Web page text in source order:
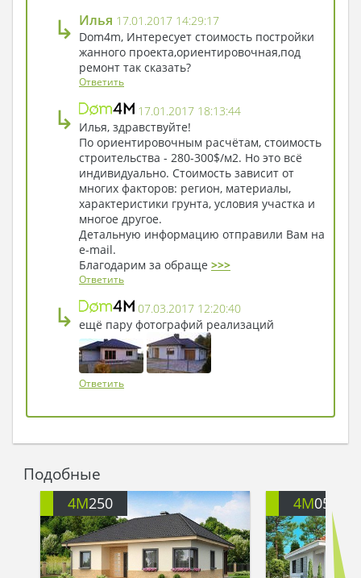
я здесь живу. А во второй спальне спит
сама Варя.
- Ух ты! А что еще есть в вашем доме?
- Есть место, где можно вкусно поесть! Это
кухня, объединенная с гостиной. Мы там и
обедаем, и общаемся, и гостей принимаем.
- Спасибо тебе, добрая, говорящая и
сообразительная птица! Зайду к вам
попозже, когда хозяева дома будут, -
сказал Джо и отправился дальше пешком
по улице, думая о том, что все-таки это
самый милый дом, который он когда-либо
видел у землян!
↳ Илья 17.01.2017 14:29:17
Dom4m, Интересует стоимость постройки
жанного проекта,ориентировочная,под
ремонт так сказать?
Ответить
↳
17.01.2017 18:13:44
Илья, здравствуйте!
По ориентировочным расчётам, стоимость
строительства - 280-300$/м2. Но это всё
индивидуально. Стоимость зависит от
многих факторов: регион, материалы,
характеристики грунта, условия участка и
многое другое.
Детальную информацию отправили Вам на
e-mail.
Благодарим за обраще >>>
Ответить
↳
07.03.2017 12:20:40
ещё пару фотографий реализаций
Ответить
Подобные
4M250 4M057